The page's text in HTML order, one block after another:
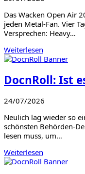
Das Wacken Open Air
jeden Metal-Fan. Vier
Versprechen: Heavy…
Weiterlesen
DocnRoll: Ist
24/07/2026
Neulich lag wieder so
schönsten Behörden-
lesen muss, um…
Weiterlesen